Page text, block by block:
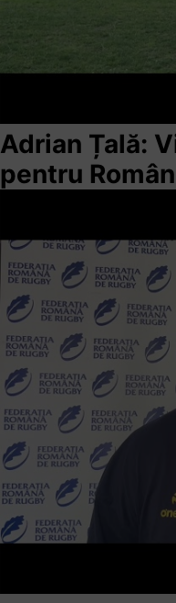
Adrian Țală:
pentru